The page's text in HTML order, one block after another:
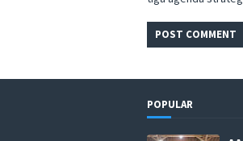
POST COMMENT
POPULAR